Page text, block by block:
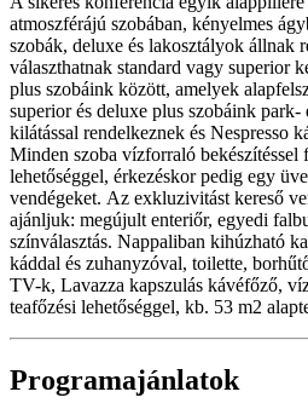
atmoszférájú szobában, kényelmes
szobák, deluxe és lakosztályok állnak
választhatnak standard vagy superior
plus szobáink között, amelyek
superior és deluxe plus szobáink park-
kilátással rendelkeznek és Nespresso
Minden szoba vízforraló bekészítéssel
lehetőséggel, érkezéskor pedig egy
vendégeket. Az exkluzivitást kereső
ajánljuk: megújult enteriőr, egyedi
színválasztás. Nappaliban kihúzható
káddal és zuhanyzóval, toilette,
TV-k, Lavazza kapszulás kávéfőző,
teafőzési lehetőséggel, kb. 53 m2
Programajánlatok